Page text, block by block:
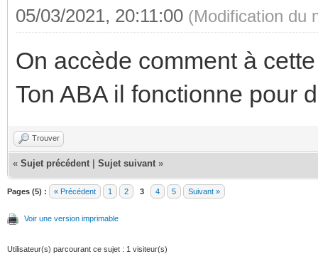
05/03/2021, 20:11:00 (Modification du
On accède comment à
Ton ABA il fonctionne pour
Trouver
« Sujet précédent Sujet suivant »
Pages (5) : « Précédent 1 2 3 4 5 Suivant »
Voir une version imprimable
Utilisateur(s) parcourant ce sujet : 1 visiteur(s)